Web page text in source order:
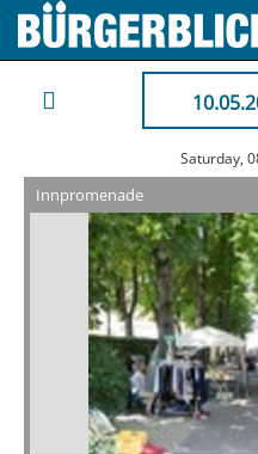
Saturday,
Innpromenade